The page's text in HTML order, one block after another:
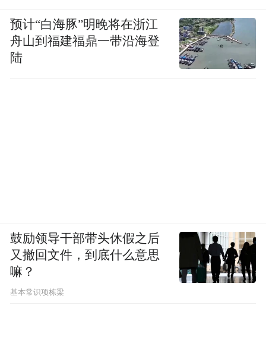
预计“白海豚”明晚将在浙江
舟山到福建福鼎一带沿海登
陆
鼓励领导干部带头休假之后
又撤回文件，到底什么意思
嘛？
基本常识项栋梁